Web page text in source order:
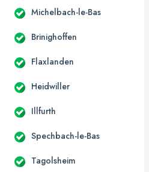
Michelbach-le-Bas
Brinighoffen
Flaxlanden
Heidwiller
Illfurth
Spechbach-le-Bas
Tagolsheim